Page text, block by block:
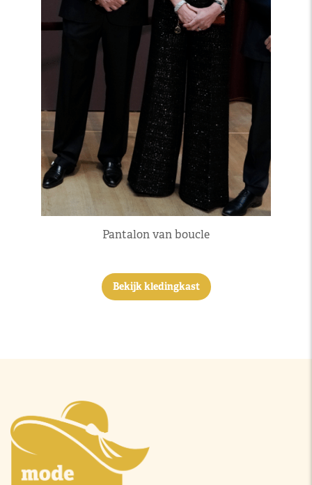
Pantalon van boucle
Bekijk kledingkast